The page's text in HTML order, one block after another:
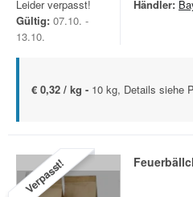
Leider verpasst!
Gültig: 07.10. -
13.10.
Händler:
€ 0,32 / kg - 10 kg, Details siehe
Verpasst!